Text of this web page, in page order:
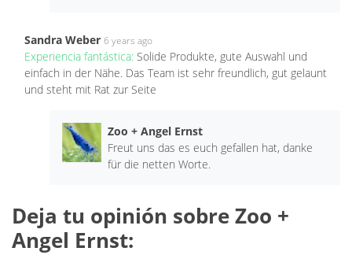
Sandra Weber 6 years ago
Experiencia fantástica: Solide Produkte, gute Auswahl und
einfach in der Nähe. Das Team ist sehr freundlich, gut gelaunt
und steht mit Rat zur Seite
Zoo + Angel Ernst
Freut uns das es euch gefallen hat, danke
für die netten Worte.
Deja tu opinión sobre Zoo +
Angel Ernst: